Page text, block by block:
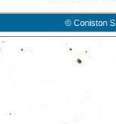
© Coniston